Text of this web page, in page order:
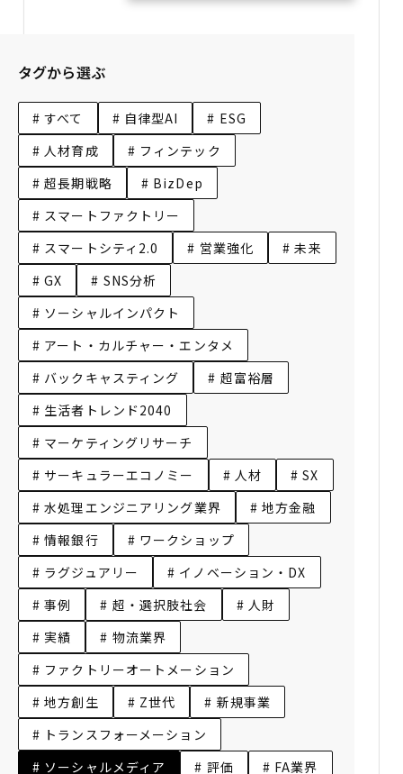
タグから選ぶ
# すべて # 自律型AI
# ESG
# 人材育成
# フィンテック
# 超長期戦略
# BizDep
# スマートファクトリー
# スマートシティ2.0
# 営業強化
# 未来
# GX
# SNS分析
# ソーシャルインパクト
# アート・カルチャー・エンタメ
# バックキャスティング
# 超富裕層
# 生活者トレンド2040
# マーケティングリサーチ
# サーキュラーエコノミー
# 人材
# SX
# 水処理エンジニアリング業界
# 地方金融
# 情報銀行
# ワークショップ
# ラグジュアリー
# イノベーション・DX
# 事例
# 超・選択肢社会
# 人財
# 実績
# 物流業界
# ファクトリーオートメーション
# 地方創生
# Z世代
# 新規事業
# トランスフォーメーション
# ソーシャルメディア
# 評価 # FA業界